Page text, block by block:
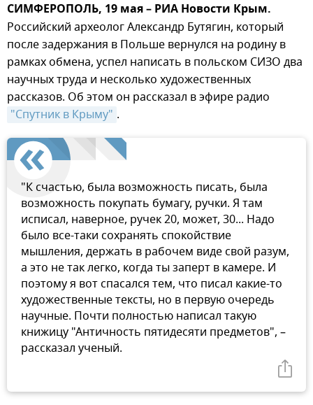
СИМФЕРОПОЛЬ, 19 мая – РИА Новости Крым.
Российский археолог Александр Бутягин, который
после задержания в Польше вернулся на родину в
рамках обмена, успел написать в польском СИЗО два
научных труда и несколько художественных
рассказов. Об этом он рассказал в эфире радио
"Спутник в Крыму" .
"К счастью, была возможность писать, была
возможность покупать бумагу, ручки. Я там
исписал, наверное, ручек 20, может, 30... Надо
было все-таки сохранять спокойствие
мышления, держать в рабочем виде свой разум,
а это не так легко, когда ты заперт в камере. И
поэтому я вот спасался тем, что писал какие-то
художественные тексты, но в первую очередь
научные. Почти полностью написал такую
книжицу "Античность пятидесяти предметов", –
рассказал ученый.